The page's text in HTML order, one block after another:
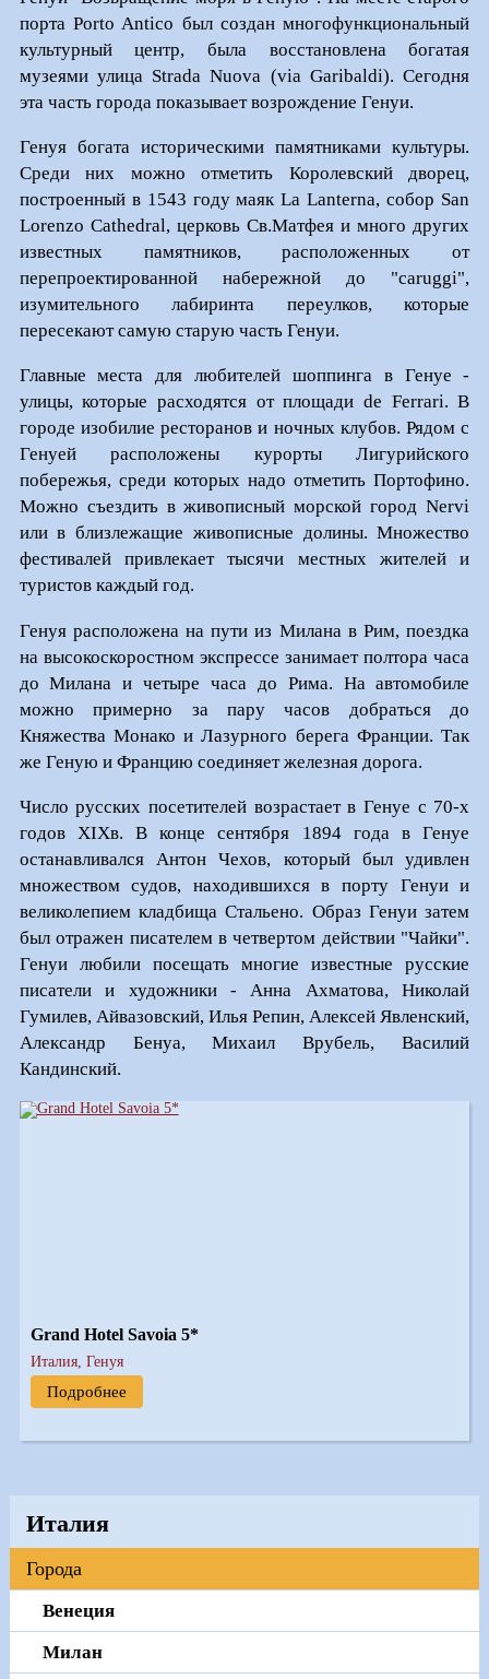
порта Porto Antico был создан многофункциональный
культурный центр, была восстановлена богатая
музеями улица Strada Nuova (via Garibaldi). Сегодня
эта часть города показывает возрождение Генуи.
Генуя богата историческими памятниками культуры.
Среди них можно отметить Королевский дворец,
построенный в 1543 году маяк La Lanterna, собор San
Lorenzo Cathedral, церковь Св.Матфея и много других
известных памятников, расположенных от
перепроектированной набережной до "caruggi",
изумительного лабиринта переулков, которые
пересекают самую старую часть Генуи.
Главные места для любителей шоппинга в Генуе -
улицы, которые расходятся от площади de Ferrari. В
городе изобилие ресторанов и ночных клубов. Рядом с
Генуей расположены курорты Лигурийского
побережья, среди которых надо отметить Портофино.
Можно съездить в живописный морской город Nervi
или в близлежащие живописные долины. Множество
фестивалей привлекает тысячи местных жителей и
туристов каждый год.
Генуя расположена на пути из Милана в Рим, поездка
на высокоскоростном экспрессе занимает полтора часа
до Милана и четыре часа до Рима. На автомобиле
можно примерно за пару часов добраться до
Княжества Монако и Лазурного берега Франции. Так
же Геную и Францию соединяет железная дорога.
Число русских посетителей возрастает в Генуе с 70-х
годов XIXв. В конце сентября 1894 года в Генуе
останавливался Антон Чехов, который был удивлен
множеством судов, находившихся в порту Генуи и
великолепием кладбища Стальено. Образ Генуи затем
был отражен писателем в четвертом действии "Чайки".
Генуи любили посещать многие известные русские
писатели и художники - Анна Ахматова, Николай
Гумилев, Айвазовский, Илья Репин, Алексей Явленский,
Александр Бенуа, Михаил Врубель, Василий
Кандинский.
Grand Hotel Savoia 5*
Италия, Генуя
Подробнее
Италия
Города
Венеция
Милан